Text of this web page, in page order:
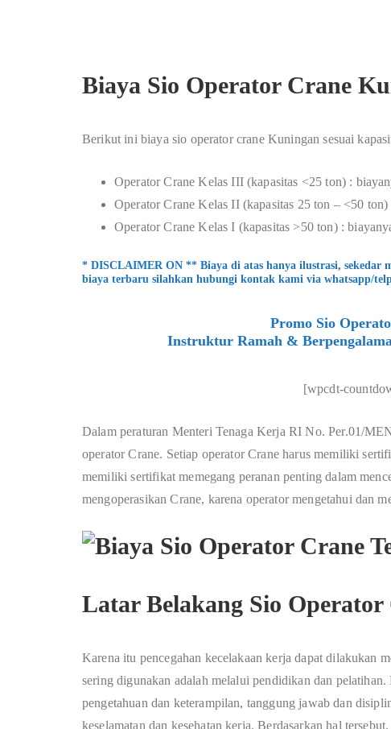
Biaya Sio Operator Crane
Berikut ini biaya sio operator crane Kuningan sesuai
Operator Crane Kelas III (kapasitas <25 ton) :
Operator Crane Kelas II (kapasitas 25 ton – <50
Operator Crane Kelas I (kapasitas >50 ton) :
* DISCLAIMER ON ** Biaya di atas hanya ilustrasi,
biaya terbaru silahkan hubungi kontak kami via whatsapp/
Promo Sio
Instruktur Ramah &
[wpcdt-
Dalam peraturan Menteri Tenaga Kerja RI No. Per.01/
operator Crane. Setiap operator Crane harus memiliki
memiliki sertifikat memegang peranan penting dalam
mengoperasikan Crane, karena operator mengetahui dan
Latar Belakang Sio Operator
Karena itu pencegahan kecelakaan kerja dapat dilakukan
sering digunakan adalah melalui pendidikan dan
pengetahuan dan keterampilan, tanggung jawab dan
keselamatan dan kesehatan kerja. Berdasarkan hal